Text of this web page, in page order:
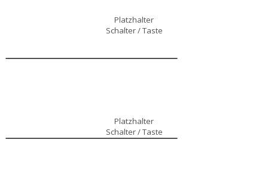
Platzhalter
Schalter / Taste
Platzhalter
Schalter / Taste